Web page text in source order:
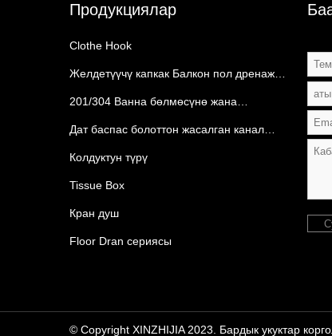
Продукциялар
Clothe Hook
Желдетүүчү капкак Балкон пол дренаж
категориясы
201/304 Ванна бөлмөсүнө жана
ашканага сактагыч
Дат баспас болоттон жасалган канал
капкагы
Колдуктун түрү
Tissue Box
Кран душ
Floor Dran сериясы
© Copyright XINZHIJIA 2023. Бардык укуктар